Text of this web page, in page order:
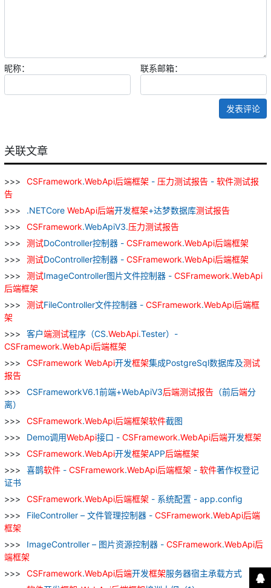
昵称： 联系邮箱：
发表评论
关联文章
CSFramework.WebApi后端框架 - 压力测试报告 - 软件测试报
告
.NETCore WebApi后端开发框架+达梦数据库测试报告
CSFramework.WebApiV3.压力测试报告
测试DoController控制器 - CSFramework.WebApi后端框架
测试DoController控制器 - CSFramework.WebApi后端框架
测试ImageController图片文件控制器 - CSFramework.WebApi
后端框架
测试FileController文件控制器 - CSFramework.WebApi后端框
架
客户端测试程序（CS.WebApi.Tester）-
CSFramework.WebApi后端框架
CSFramework WebApi开发框架集成PostgreSql数据库及测试
报告
CSFrameworkV6.1前端+WebApiV3后端测试报告 （前后端分
离）
CSFramework.WebApi后端框架软件截图
Demo调用WebApi接口 - CSFramework.WebApi后端开发框架
CSFramework.WebApi开发框架APP后端框架
喜鹊软件 - CSFramework.WebApi后端框架 - 软件著作权登记
证书
CSFramework.WebApi后端框架 - 系统配置 - app.config
FileController – 文件管理控制器 - CSFramework.WebApi后端
框架
ImageController – 图片资源控制器 - CSFramework.WebApi后
端框架
CSFramework.WebApi后端开发框架服务器宿主承载方式